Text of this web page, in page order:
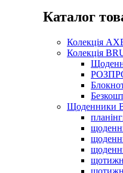
Каталог
Колекція
Колекція
Щоденники